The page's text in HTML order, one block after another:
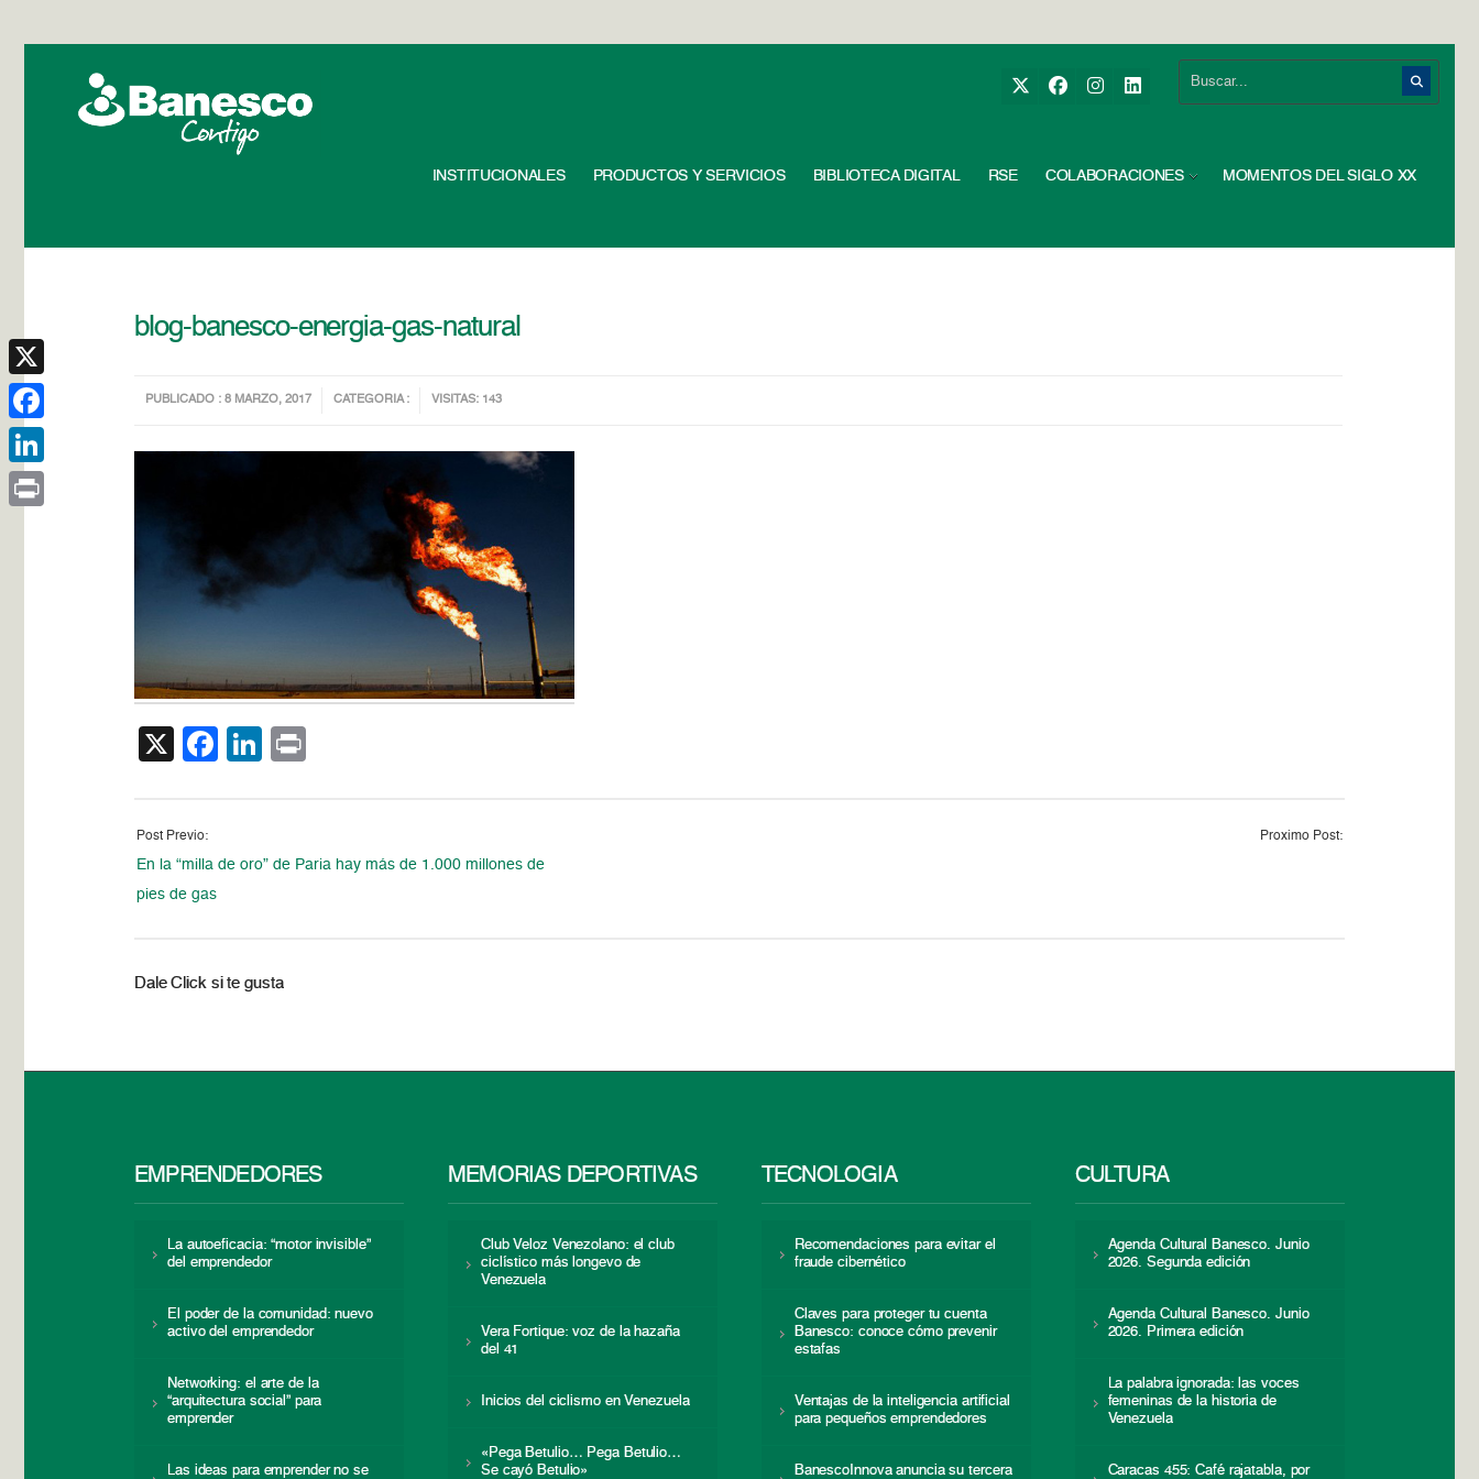
INSTITUCIONALES PRODUCTOS Y SERVICIOS BIBLIOTECA DIGITAL RSE COLABORACIONES MOMENTOS DEL SIGLO XX
blog-banesco-energia-gas-natural
PUBLICADO : 8 MARZO, 2017 CATEGORIA : VISITAS: 143
X Facebook
LinkedIn
Post Previo:
En la “milla de oro” de Paria hay más de 1.000 millones de
pies de gas
Proximo Post:
Dale Click si te gusta
EMPRENDEDORES
La autoeficacia: “motor invisible”
del emprendedor
El poder de la comunidad: nuevo
activo del emprendedor
Networking: el arte de la
“arquitectura social” para
emprender
Las ideas para emprender no se
MEMORIAS DEPORTIVAS
Club Veloz Venezolano: el club
ciclístico más longevo de
Venezuela
Vera Fortique: voz de la hazaña
del 41
Inicios del ciclismo en Venezuela
«Pega Betulio… Pega Betulio…
Se cayó Betulio»
TECNOLOGÍA
Recomendaciones para evitar el
fraude cibernético
Claves para proteger tu cuenta
Banesco: conoce cómo prevenir
estafas
Ventajas de la inteligencia artificial
para pequeños emprendedores
BanescoInnova anuncia su tercera
CULTURA
Agenda Cultural Banesco. Junio
2026. Segunda edición
Agenda Cultural Banesco. Junio
2026. Primera edición
La palabra ignorada: las voces
femeninas de la historia de
Venezuela
Caracas 455: Café rajatabla, por
X
Facebook
LinkedIn